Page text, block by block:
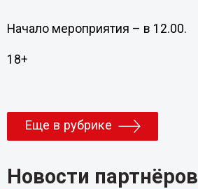
Начало мероприятия – в 12.00.
18+
Еще в рубрике
Новости партнёров